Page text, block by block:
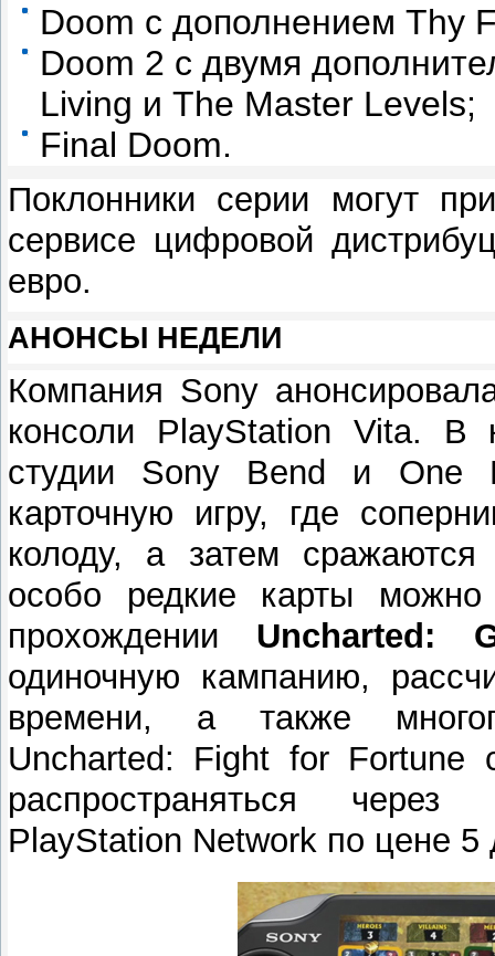
Doom c дополнением Thy
Doom 2 с двумя
Living и The Master Levels;
Final Doom.
Поклонники серии могут
сервисе цифровой
евро.
АНОНСЫ НЕДЕЛИ
Компания Sony
консоли PlayStation Vita. В
студии Sony Bend и One
карточную игру, где
колоду, а затем
особо редкие карты
прохождении Uncharted:
одиночную кампанию,
времени, а также
Uncharted: Fight for Fortune
распространяться
PlayStation Network по цене 5